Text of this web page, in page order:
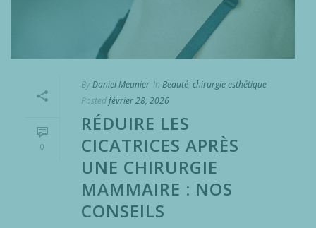
0
ByDaniel Meunier In Beauté, chirurgie esthétique
Postedfévrier 28, 2026
RÉDUIRE LES
CICATRICES APRÈS
UNE CHIRURGIE
MAMMAIRE : NOS
CONSEILS